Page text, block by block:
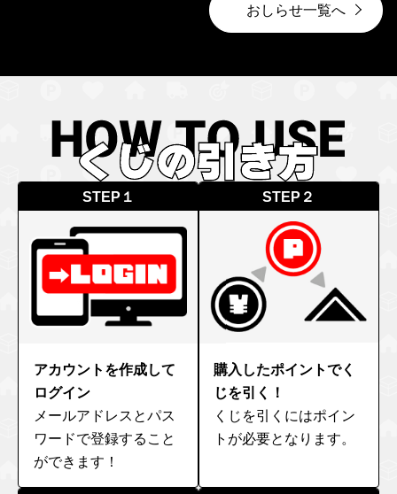
おしらせ一覧へ
STEP１
アカウントを作成して
ログイン
メールアドレスとパス
ワードで登録すること
ができます！
STEP２
購入したポイントでく
じを引く！
くじを引くにはポイン
トが必要となります。